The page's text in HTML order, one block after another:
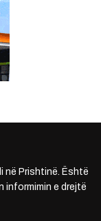
në Prishtinë. Është
informimin e drejtë